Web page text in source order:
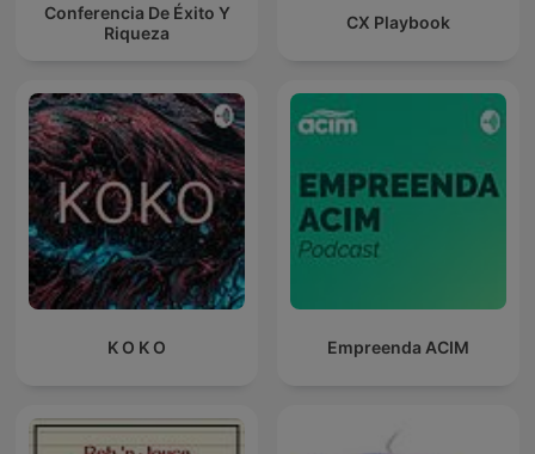
Conferencia De Éxito Y
Riqueza
CX Playbook
K O K O Empreenda ACIM